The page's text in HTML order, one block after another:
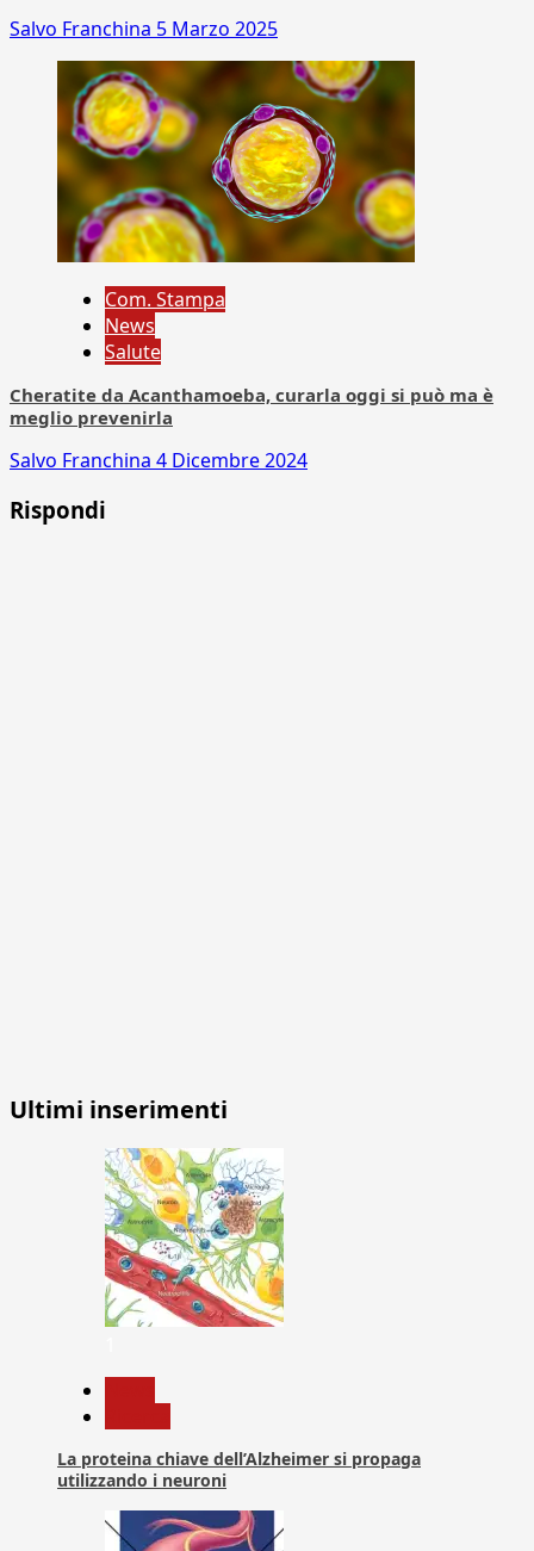
Salvo Franchina 5 Marzo 2025
Com. Stampa
News
Salute
Cheratite da Acanthamoeba, curarla oggi si può ma è
meglio prevenirla
Salvo Franchina 4 Dicembre 2024
Rispondi
Ultimi inserimenti
La proteina chiave dell’Alzheimer si propaga
utilizzando i neuroni